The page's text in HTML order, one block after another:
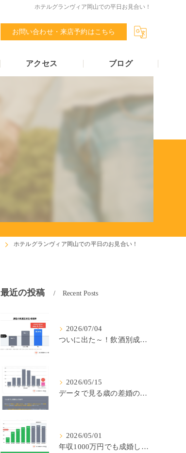
ホテルグランヴィア岡山での平日お見合い！
お問い合わせ・来店予約はこちら
アクセス ブログ
ホテルグランヴィア岡山での平日のお見合い！
最近の投稿 Recent Posts
2026/07/04
ついに出た～！飲酒別成婚率(IBJ)！
2026/05/15
データで見る歳の差婚の確率の低さ。
2026/05/01
年収1000万円でも成婚しやすいとは限らない? 「年収帯別の成婚率」のリアル